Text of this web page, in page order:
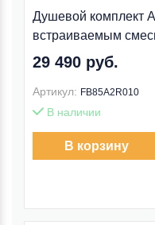
Душевой комплект
встраиваемым
29 490 руб.
Артикул: FB85A2R010
В наличии
В корзину